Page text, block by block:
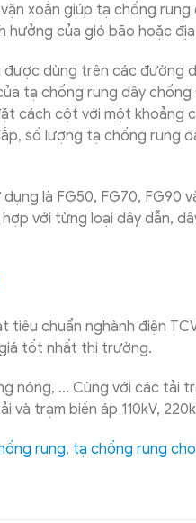
xoắn giúp tạ chống
của gió bão hoặc
dùng trên các đường
tạ chống rung dây
cách cột với một khoảng
số lượng tạ chống rung
là FG50, FG70, FG90
với từng loại dây dẫn,
tiêu chuẩn nghành điện
tốt nhất thị trường.
nóng, … Cùng với các tải
trạm biến áp 110kV,
rung, tạ chống rung